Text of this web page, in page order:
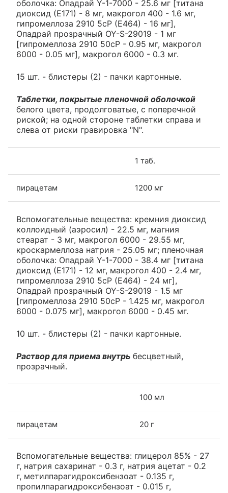
оболочка: Опадрай Y-1-7000 - 25.6 мг [титана
диоксид (Е171) - 8 мг, макрогол 400 - 1.6 мг,
гипромеллоза 2910 5сР (Е464) - 16 мг],
Опадрай прозрачный OY-S-29019 - 1 мг
[гипромеллоза 2910 50сР - 0.95 мг, макрогол
6000 - 0.05 мг], макрогол 6000 - 0.3 мг.
15 шт. - блистеры (2) - пачки картонные.
Таблетки, покрытые пленочной оболочкой
белого цвета, продолговатые, с поперечной
риской; на одной стороне таблетки справа и
слева от риски гравировка "N".
1 таб.
пирацетам 1200 мг
Вспомогательные вещества: кремния диоксид
коллоидный (аэросил) - 22.5 мг, магния
стеарат - 3 мг, макрогол 6000 - 29.55 мг,
кроскармеллоза натрия - 25.05 мг; пленочная
оболочка: Опадрай Y-1-7000 - 38.4 мг [титана
диоксид (Е171) - 12 мг, макрогол 400 - 2.4 мг,
гипромеллоза 2910 5сР (Е464) - 24 мг],
Опадрай прозрачный OY-S-29019 - 1.5 мг
[гипромеллоза 2910 50сР - 1.425 мг, макрогол
6000 - 0.075 мг], макрогол 6000 - 0.45 мг.
10 шт. - блистеры (2) - пачки картонные.
Раствор для приема внутрь бесцветный,
прозрачный.
100 мл
пирацетам 20 г
Вспомогательные вещества: глицерол 85% - 27
г, натрия сахаринат - 0.3 г, натрия ацетат - 0.2
г, метилпарагидроксибензоат - 0.135 г,
пропилпарагидроксибензоат - 0.015 г,